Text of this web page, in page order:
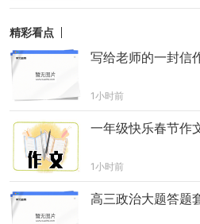
精彩看点
写给老师的一封信
1小时前
一年级快乐春节作
1小时前
高三政治大题答题